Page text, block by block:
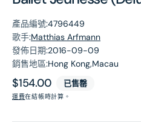
產品編號:4796449
歌手:Matthias Arfmann
發佈日期:2016-09-09
銷售地區:Hong Kong,Macau
原
價
$154.00 已售罄
運費在結帳時計算。